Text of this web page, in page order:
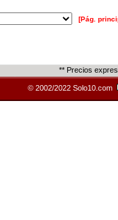
[Pág.
** Precios
© 2002/2022 Solo10.com